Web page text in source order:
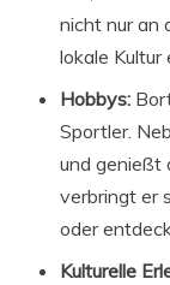
nicht nur an
lokale Kultur
Hobbys:
Sportler.
und genießt
verbringt er
oder
Kulturelle